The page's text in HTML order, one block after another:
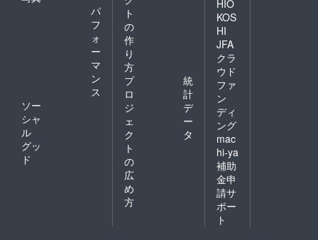
パ
フ
ォ
ー
マ
ン
ス
ソー
シャ
ル
グッ
ド
ト
の
作
り
方
プ
ロ
ジ
ェ
ク
ト
の
広
め
方
統
計
デ
ー
タ
HIO
KOS
HI
JFA
クラ
ウド
ファ
ン
ディ
ング
mac
hi-ya
補助
金申
請サ
ポー
ト